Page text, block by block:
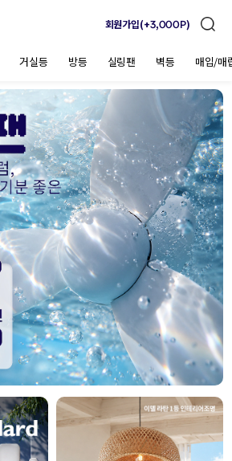
회원가입(+3,000P)
검
창
기
거실등 방등 실링팬 벽등 매입/매